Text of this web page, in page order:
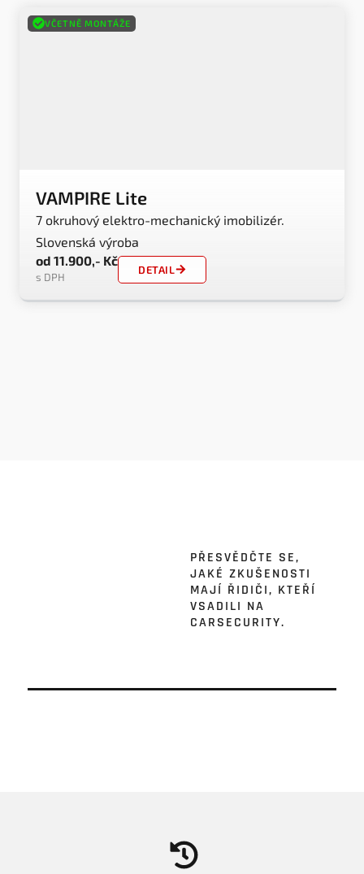
VČETNĚ MONTÁŽE
VAMPIRE Lite
7 okruhový elektro-mechanický imobilizér.
Slovenská výroba
od 11.900,- Kč
s DPH
DETAIL
PŘESVĚDČTE SE,
JAKÉ ZKUŠENOSTI
MAJÍ ŘIDIČI, KTEŘÍ
VSADILI NA
CARSECURITY.